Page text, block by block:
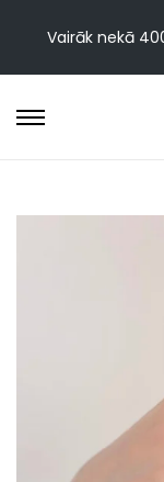
Vairāk nekā